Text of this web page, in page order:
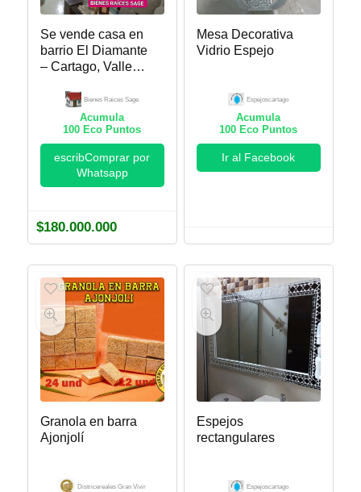
Se vende casa en
barrio El Diamante
– Cartago, Valle
Raices Sage
Bienes Raices Sage
Acumula
100 Eco Puntos
escribComprar por
Whatsapp
$180.000.000
Mesa Decorativa
Vidrio Espejo
Espejoscartago
Acumula
100 Eco Puntos
Ir al Facebook
Granola en barra
Ajonjolí
Districereales Gran Vivir
Espejos
rectangulares
Espejoscartago